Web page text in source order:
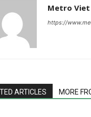
Metro Viet
https://
ARTICLES MORE